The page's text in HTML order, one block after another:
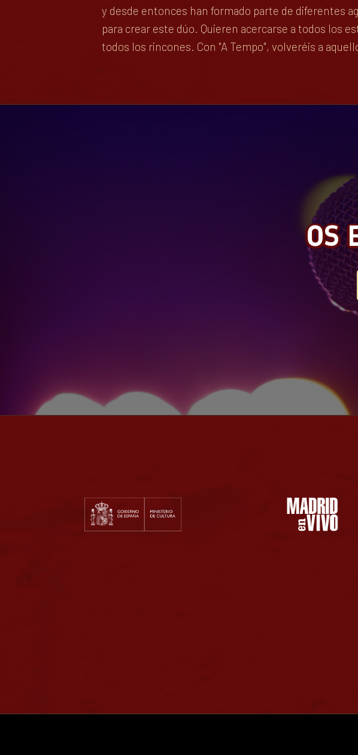
y desde entonces han formado parte de diferentes
para crear este dúo. Quieren acercarse a todos los
todos los rincones. Con "A Tempo", volveréis a
OS